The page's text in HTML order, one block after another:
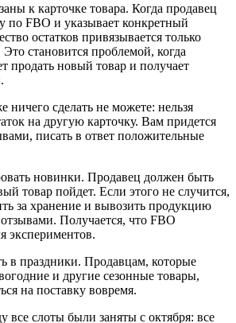
к карточке товара. Когда продавец
по FBO и указывает конкретный
остатков привязывается только
Это становится проблемой, когда
продать новый товар и получает
ничего сделать не можете: нельзя
на другую карточку. Вам придется
писать в ответ положительные
новинки. Продавец должен быть
товар пойдет. Если этого не случится,
за хранение и вывозить продукцию
Получается, что FBO
экспериментов.
в праздники. Продавцам, которые
и другие сезонные товары,
на поставку вовремя.
все слоты были заняты с октября: все